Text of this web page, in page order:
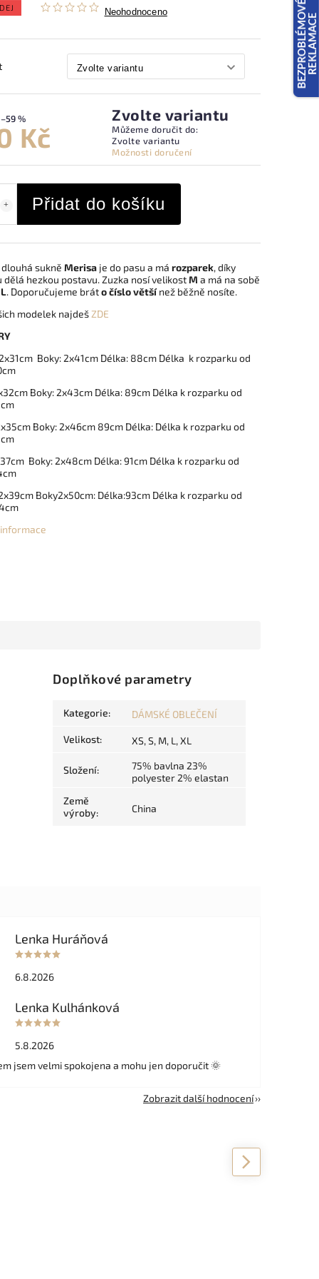
Neohodnoceno
–59 %
Kč
Zvolte variantu
Můžeme doručit do:
Zvolte variantu
Možnosti doručení
Přidat do košíku
dlouhá sukně Merisaje do pasu a má rozparek, díky
dělá hezkou postavu. Zuzka nosí velikostM a má na sobě
L. Doporučujeme bráto číslo většínež běžně nosíte.
modelek najdeš ZDE
Boky: 2x41cm Délka: 88cm Délka k rozparku od
Boky: 2x43cm Délka: 89cm Délka k rozparku od
Boky: 2x46cm 89cm Délka: Délka k rozparku od
Boky: 2x48cm Délka: 91cm Délka k rozparku od
Boky2x50cm: Délka:93cm Délka k rozparku od
Doplňkové parametry
Kategorie: DÁMSKÉ OBLEČENÍ
Velikost: XS, S, M, L, XL
Složení:
75% bavlna 23%
polyester 2% elastan
Země
výroby: China
Lenka Huráňová
6.8.2026
Lenka Kulhánková
5.8.2026
jsem velmi spokojena a mohu jen doporučit 🌞
Zobrazit další hodnocení